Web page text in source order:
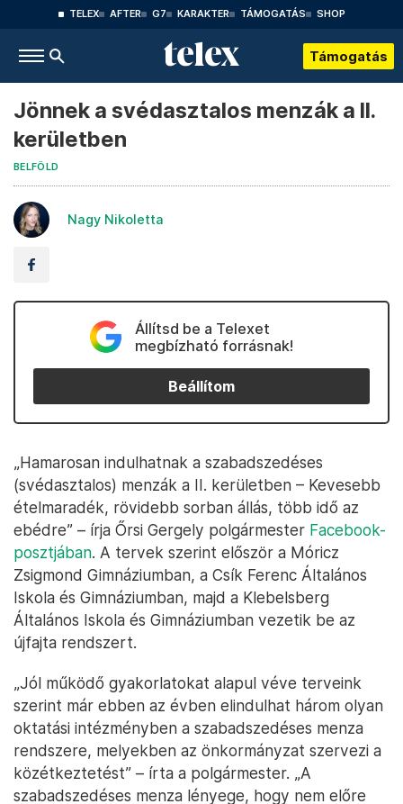
TELEX AFTER G7 KARAKTER TÁMOGATÁS SHOP
Támogatás
Jönnek a svédasztalos menzák a II.
kerületben
BELFÖLD
Nagy Nikoletta
Állítsd be a Telexet
megbízható forrásnak!
Beállítom
„Hamarosan indulhatnak a szabadszedéses
(svédasztalos) menzák a II. kerületben – Kevesebb
ételmaradék, rövidebb sorban állás, több idő az
ebédre” – írja Őrsi Gergely polgármester Facebook-
posztjában. A tervek szerint először a Móricz
Zsigmond Gimnáziumban, a Csík Ferenc Általános
Iskola és Gimnáziumban, majd a Klebelsberg
Általános Iskola és Gimnáziumban vezetik be az
újfajta rendszert.
„Jól működő gyakorlatokat alapul véve terveink
szerint már ebben az évben elindulhat három olyan
oktatási intézményben a szabadszedéses menza
rendszere, melyekben az önkormányzat szervezi a
közétkeztetést” – írta a polgármester. „A
szabadszedéses menza lényege, hogy nem előre